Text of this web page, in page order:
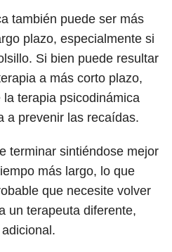
también puede ser más
plazo, especialmente si
Si bien puede resultar
a más corto plazo,
terapia psicodinámica
a prevenir las recaídas.
terminar sintiéndose mejor
más largo, lo que
que necesite volver
un terapeuta diferente,